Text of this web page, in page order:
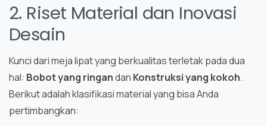
2. Riset Material dan Inovasi
Desain
Kunci dari meja lipat yang berkualitas terletak pada dua
hal: Bobot yang ringandan Konstruksi yang kokoh.
Berikut adalah klasifikasi material yang bisa Anda
pertimbangkan: